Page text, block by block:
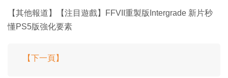
【其他報道】【注目遊戲】FFVII重製版Intergrade 新片秒
懂PS5版強化要素
【下一頁】